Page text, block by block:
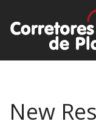
New